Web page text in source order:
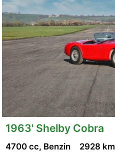
1963' Shelby Cobra
4700 cc, Benzin 2928 km